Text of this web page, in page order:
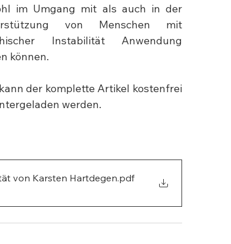
im Umgang mit als auch in der
von Menschen mit
Instabilität Anwendung
können.
der komplette Artikel kostenfrei
werden.
von Karsten Hartdegen.pdf